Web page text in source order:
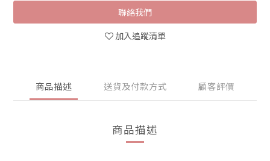
聯絡我們
加入追蹤清單
商品描述 送貨及付款方式 顧客評價
商品描述